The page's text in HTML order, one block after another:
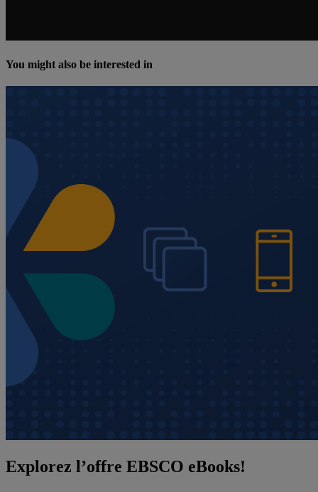
You might also be interested in
Explorez l’offre EBSCO eBooks!